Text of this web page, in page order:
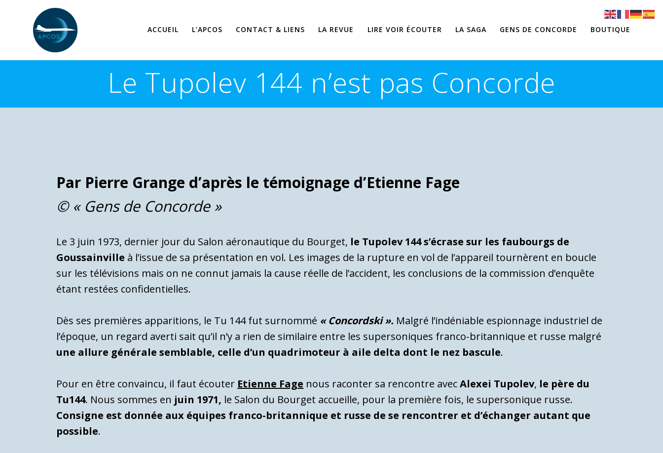
ACCUEIL L’APCOS CONTACT & LIENS LA REVUE LIRE VOIR ÉCOUTER LA SAGA GENS DE CONCORDE BOUTIQUE
Le Tupolev 144 n’est pas Concorde
Par Pierre Grange d’après le témoignage d’Etienne Fage
© « Gens de Concorde »
Le 3 juin 1973, dernier jour du Salon aéronautique du Bourget, le Tupolev 144 s’écrase sur les faubourgs de
Goussainville à l’issue de sa présentation en vol. Les images de la rupture en vol de l’appareil tournèrent en boucle
sur les télévisions mais on ne connut jamais la cause réelle de l’accident, les conclusions de la commission d’enquête
étant restées confidentielles.
Dès ses premières apparitions, le Tu 144 fut surnommé « Concordski ». Malgré l’indéniable espionnage industriel de
l’époque, un regard averti sait qu’il n’y a rien de similaire entre les supersoniques franco-britannique et russe malgré
une allure générale semblable, celle d’un quadrimoteur à aile delta dont le nez bascule.
Pour en être convaincu, il faut écouter Etienne Fage nous raconter sa rencontre avecAlexei Tupolev, le père du
Tu144. Nous sommes en juin 1971, le Salon du Bourget accueille, pour la première fois, le supersonique russe.
Consigne est donnée aux équipes franco-britannique et russe de se rencontrer et d’échanger autant que
possible.